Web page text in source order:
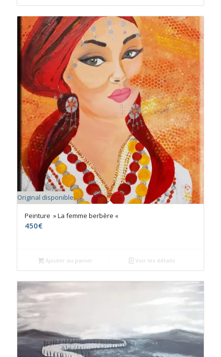
Original disponible
Peinture » La femme berbère «
450€
Ajouter au panier Voir les détails